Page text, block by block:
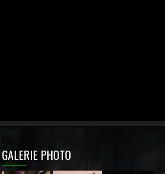
GALERIE PHOTO